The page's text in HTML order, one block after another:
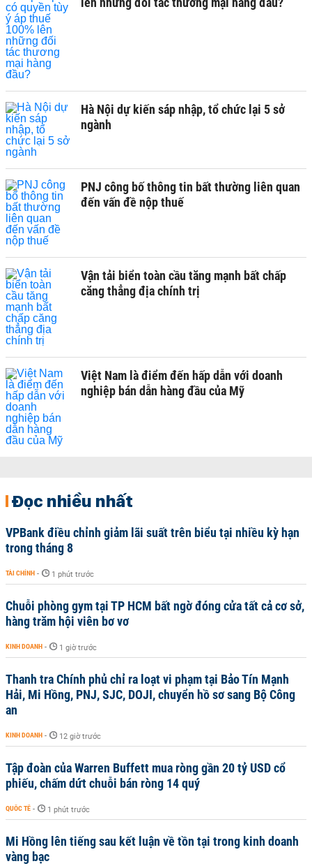
Hà Nội dự kiến sáp nhập, tổ chức lại 5 sở
ngành
PNJ công bố thông tin bất thường liên quan
đến vấn đề nộp thuế
Vận tải biển toàn cầu tăng mạnh bất chấp
căng thẳng địa chính trị
Việt Nam là điểm đến hấp dẫn với doanh
nghiệp bán dẫn hàng đầu của Mỹ
Đọc nhiều nhất
VPBank điều chỉnh giảm lãi suất trên biểu tại nhiều kỳ hạn
trong tháng 8
TÀI CHÍNH - 1 phút trước
Chuỗi phòng gym tại TP HCM bất ngờ đóng cửa tất cả cơ sở,
hàng trăm hội viên bơ vơ
KINH DOANH - 1 giờ trước
Thanh tra Chính phủ chỉ ra loạt vi phạm tại Bảo Tín Mạnh
Hải, Mi Hồng, PNJ, SJC, DOJI, chuyển hồ sơ sang Bộ Công
an
KINH DOANH - 12 giờ trước
Tập đoàn của Warren Buffett mua ròng gần 20 tỷ USD cổ
phiếu, chấm dứt chuỗi bán ròng 14 quý
QUỐC TẾ - 1 phút trước
Mi Hồng lên tiếng sau kết luận về tồn tại trong kinh doanh
vàng bạc